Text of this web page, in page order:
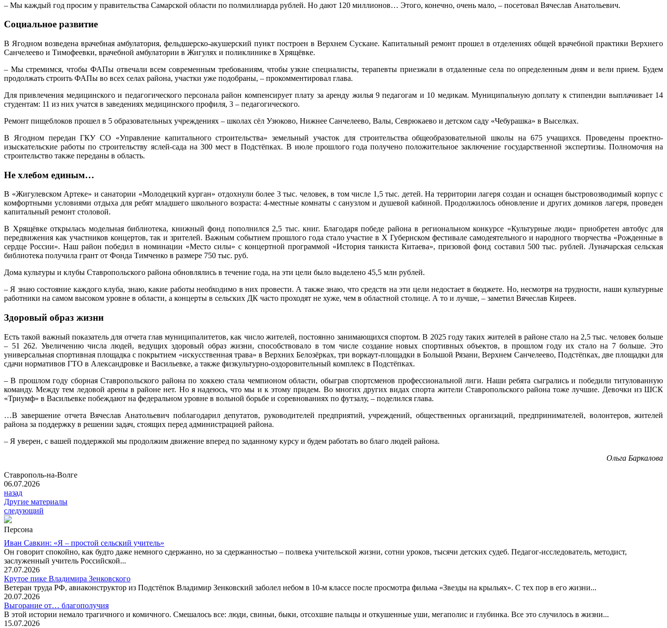
– Мы каждый год просим у правительства Самарской области по полмиллиарда рублей. Но дают 120 миллионов… Этого, конечно, очень мало, – посетовал Вячеслав Анатольевич.
Социальное развитие
В Ягодном возведена врачебная амбулатория, фельдшерско-акушерский пункт построен в Верхнем Сускане. Капитальный ремонт прошел в отделениях общей врачебной практики Верхнего
Санчелеево и Тимофеевки, врачебной амбулатории в Жигулях и поликлинике в Хрящёвке.
– Мы стремимся, чтобы ФАПы отвечали всем современным требованиям, чтобы узкие специалисты, терапевты приезжали в отдаленные села по определенным дням и вели прием. Будем
продолжать строить ФАПы во всех селах района, участки уже подобраны, – прокомментировал глава.
Для привлечения медицинского и педагогического персонала район компенсирует плату за аренду жилья 9 педагогам и 10 медикам. Муниципальную доплату к стипендии выплачивает 14
студентам: 11 из них учатся в заведениях медицинского профиля, 3 – педагогического.
Ремонт пищеблоков прошел в 5 образовательных учреждениях – школах сёл Узюково, Нижнее Санчелеево, Валы, Севрюкаево и детском саду «Чебурашка» в Выселках.
В Ягодном передан ГКУ СО «Управление капитального строительства» земельный участок для строительства общеобразовательной школы на 675 учащихся. Проведены проектно-
изыскательские работы по строительству яслей-сада на 300 мест в Подстёпках. В июле прошлого года получено положительное заключение государственной экспертизы. Полномочия на
строительство также переданы в область.
Не хлебом единым…
В «Жигулевском Артеке» и санатории «Молодецкий курган» отдохнули более 3 тыс. человек, в том числе 1,5 тыс. детей. На территории лагеря создан и оснащен быстровозводимый корпус с
комфортными условиями отдыха для ребят младшего школьного возраста: 4-местные комнаты с санузлом и душевой кабиной. Продолжилось обновление и других домиков лагеря, проведен
капитальный ремонт столовой.
В Хрящёвке открылась модельная библиотека, книжный фонд пополнился 2,5 тыс. книг. Благодаря победе района в региональном конкурсе «Культурные люди» приобретен автобус для
передвижения как участников концертов, так и зрителей. Важным событием прошлого года стало участие в Х Губернском фестивале самодеятельного и народного творчества «Рожденные в
сердце России». Наш район победил в номинации «Место силы» с концертной программой «История танкиста Китаева», призовой фонд составил 500 тыс. рублей. Луначарская сельская
библиотека получила грант от Фонда Тимченко в размере 750 тыс. руб.
Дома культуры и клубы Ставропольского района обновлялись в течение года, на эти цели было выделено 45,5 млн рублей.
– Я знаю состояние каждого клуба, знаю, какие работы необходимо в них провести. А также знаю, что средств на эти цели недостает в бюджете. Но, несмотря на трудности, наши культурные
работники на самом высоком уровне в области, а концерты в сельских ДК часто проходят не хуже, чем в областной столице. А то и лучше, – заметил Вячеслав Киреев.
Здоровый образ жизни
Есть такой важный показатель для отчета глав муниципалитетов, как число жителей, постоянно занимающихся спортом. В 2025 году таких жителей в районе стало на 2,5 тыс. человек больше
– 51 262. Увеличению числа людей, ведущих здоровый образ жизни, способствовало в том числе создание новых спортивных объектов, в прошлом году их стало на 7 больше. Это
универсальная спортивная площадка с покрытием «искусственная трава» в Верхних Белозёрках, три воркаут-площадки в Большой Рязани, Верхнем Санчелеево, Подстёпках, две площадки для
сдачи нормативов ГТО в Александровке и Васильевке, а также физкультурно-оздоровительный комплекс в Подстёпках.
– В прошлом году сборная Ставропольского района по хоккею стала чемпионом области, обыграв спортсменов профессиональной лиги. Наши ребята сыгрались и победили титулованную
команду. Между тем ледовой арены в районе нет. Но я надеюсь, что мы и к этому придем. Во многих других видах спорта жители Ставропольского района тоже лучшие. Девочки из ШСК
«Триумф» в Васильевке побеждают на федеральном уровне в вольной борьбе и соревнованиях по футзалу, – поделился глава.
…В завершение отчета Вячеслав Анатольевич поблагодарил депутатов, руководителей предприятий, учреждений, общественных организаций, предпринимателей, волонтеров, жителей
района за поддержку в решении задач, стоящих перед администрацией района.
– Я уверен, с вашей поддержкой мы продолжим движение вперед по заданному курсу и будем работать во благо людей района.
Ольга Баркалова
Ставрополь-на-Волге
06.07.2026
назад
Другие материалы
следующий
Персона
Иван Савкин: «Я – простой сельский учитель»
Он говорит спокойно, как будто даже немного сдержанно, но за сдержанностью – полвека учительской жизни, сотни уроков, тысячи детских судеб. Педагог-исследователь, методист,
заслуженный учитель Российской...
27.07.2026
Крутое пике Владимира Зенковского
Ветеран труда РФ, авиаконструктор из Подстёпок Владимир Зенковский заболел небом в 10-м классе после просмотра фильма «Звезды на крыльях». С тех пор в его жизни...
20.07.2026
Выгорание от… благополучия
В этой истории немало трагичного и комичного. Смешалось все: люди, свиньи, быки, отсохшие пальцы и откушенные уши, мегаполис и глубинка. Все это случилось в жизни...
15.07.2026